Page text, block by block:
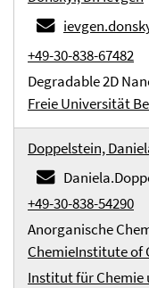
+49-30-838-67482
Degradable 2D
Freie Universität
Doppelstein,
+49-30-838-54290
Anorganische
ChemieInstitute of
Institut für Chemie